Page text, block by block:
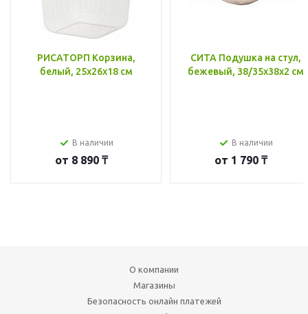
РИСАТОРП Корзина,
белый, 25x26x18 см
В наличии
от 8 890 ₸
СИТА Подушка на стул,
бежевый, 38/35x38x2 см
В наличии
от 1 790 ₸
О компании
Магазины
Безопасность онлайн платежей